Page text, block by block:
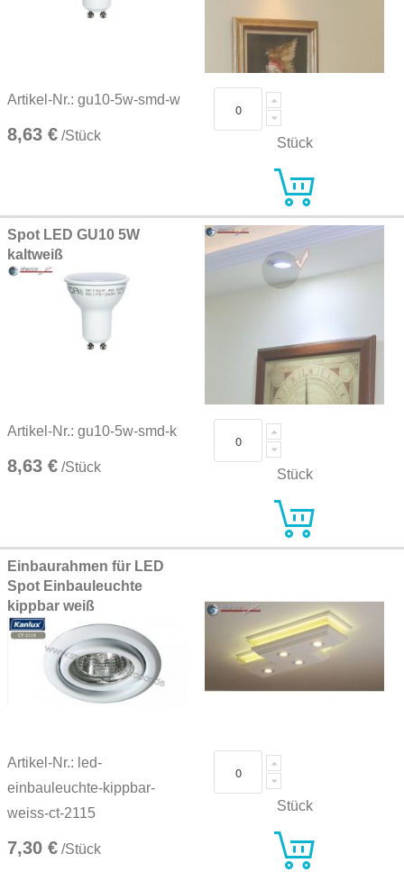
Artikel-Nr.: gu10-5w-smd-w
8,63 € /Stück Stück
Spot LED GU10 5W
kaltweiß
Artikel-Nr.: gu10-5w-smd-k
8,63 € /Stück Stück
Einbaurahmen für LED
Spot Einbauleuchte
kippbar weiß
Artikel-Nr.: led-
einbauleuchte-kippbar-
weiss-ct-2115
7,30 € /Stück
Stück